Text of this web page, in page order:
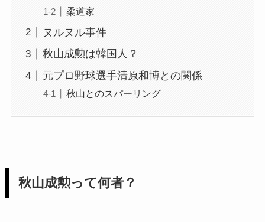
柔道家
ヌルヌル事件
秋山成勲は韓国人？
元プロ野球選手清原和博との関係
秋山とのスパーリング
秋山成勲って何者？